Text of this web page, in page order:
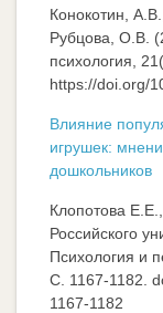
Конокотин,
Рубцова, О.В.
психология,
https://doi.org/
Влияние
игрушек:
дошкольников
Клопотова
Российского
Психология и
C. 1167-1182.
1167-1182